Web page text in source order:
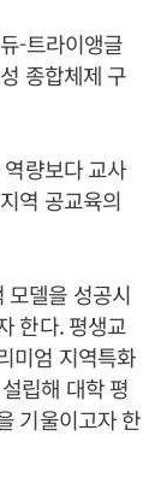
-트라이앵글
종합체제 구
량보다 교사
역 공교육의
모델을 성공시
한다. 평생교
미엄 지역특화
립해 대학 평
기울이고자 한